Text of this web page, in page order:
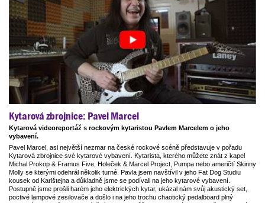
Kytarová zbrojnice: Pavel Marcel
Kytarová videoreportáž s rockovým kytaristou Pavlem Marcelem o jeho
vybavení.
Pavel Marcel, asi největší nezmar na české rockové scéně představuje v pořadu
Kytarová zbrojnice své kytarové vybavení. Kytarista, kterého můžete znát z kapel
Michal Prokop & Framus Five, Holeček & Marcel Project, Pumpa nebo američtí Skinny
Molly se kterými odehrál několik turné. Pavla jsem navštívil v jeho Fat Dog Studiu
kousek od Karlštejna a důkladně jsme se podívali na jeho kytarové vybavení.
Postupně jsme prošli harém jeho elektrických kytar, ukázal nám svůj akustický set,
poctivé lampové zesilovače a došlo i na jeho trochu chaotický pedalboard plný